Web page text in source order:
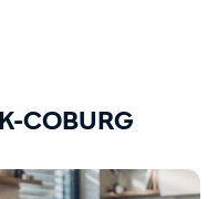
COBURG